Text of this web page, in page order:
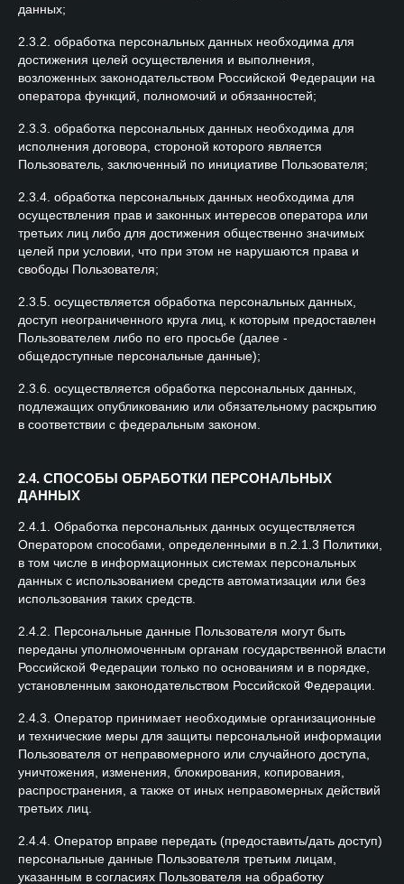
данных;
2.3.2. обработка персональных данных необходима для
достижения целей осуществления и выполнения,
возложенных законодательством Российской Федерации на
оператора функций, полномочий и обязанностей;
2.3.3. обработка персональных данных необходима для
исполнения договора, стороной которого является
Пользователь, заключенный по инициативе Пользователя;
2.3.4. обработка персональных данных необходима для
осуществления прав и законных интересов оператора или
третьих лиц либо для достижения общественно значимых
целей при условии, что при этом не нарушаются права и
свободы Пользователя;
2.3.5. осуществляется обработка персональных данных,
доступ неограниченного круга лиц, к которым предоставлен
Пользователем либо по его просьбе (далее -
общедоступные персональные данные);
2.3.6. осуществляется обработка персональных данных,
подлежащих опубликованию или обязательному раскрытию
в соответствии с федеральным законом.
2.4. СПОСОБЫ ОБРАБОТКИ ПЕРСОНАЛЬНЫХ
ДАННЫХ
2.4.1. Обработка персональных данных осуществляется
Оператором способами, определенными в п.2.1.3 Политики,
в том числе в информационных системах персональных
данных с использованием средств автоматизации или без
использования таких средств.
2.4.2. Персональные данные Пользователя могут быть
переданы уполномоченным органам государственной власти
Российской Федерации только по основаниям и в порядке,
установленным законодательством Российской Федерации.
2.4.3. Оператор принимает необходимые организационные
и технические меры для защиты персональной информации
Пользователя от неправомерного или случайного доступа,
уничтожения, изменения, блокирования, копирования,
распространения, а также от иных неправомерных действий
третьих лиц.
2.4.4. Оператор вправе передать (предоставить/дать доступ)
персональные данные Пользователя третьим лицам,
указанным в согласиях Пользователя на обработку